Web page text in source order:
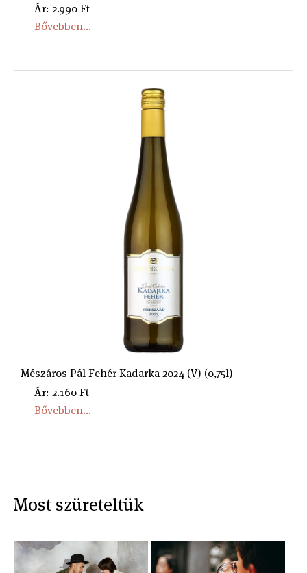
Ár: 2.990 Ft
Bővebben...
Mészáros Pál Fehér Kadarka 2024 (V) (0,75l)
Ár: 2.160 Ft
Bővebben...
Most szüreteltük